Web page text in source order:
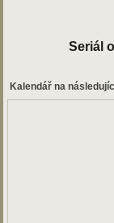
Seriál
Kalendář na